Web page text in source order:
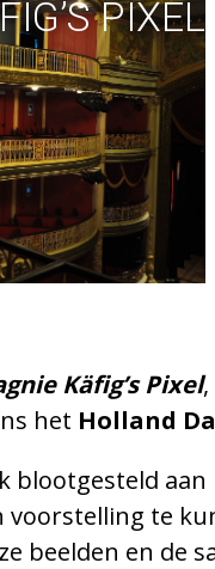
PIXEL
Käfig’s Pixel
het Holland
aan
voorstelling te
beelden en de